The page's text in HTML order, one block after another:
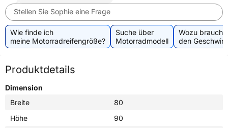
Stellen Sie Sophie eine Frage
Wie finde ich
meine Motorradreifengröße?
Suche über
Motorradmodell
Wozu
den
Produktdetails
Dimension
Breite
80
Höhe
90